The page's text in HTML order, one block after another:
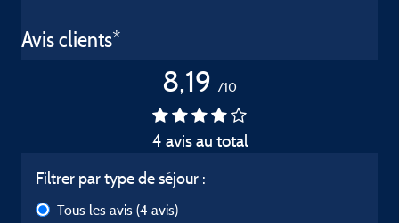
Avis clients*
8,19 /10
4 avis au total
Filtrer par type de séjour :
Tous les avis (4 avis)